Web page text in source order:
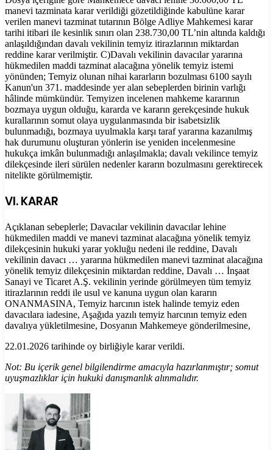
manevi tazminata karar verildiği gözetildiğinde kabulüne karar
verilen manevi tazminat tutarının Bölge Adliye Mahkemesi karar
tarihi itibari ile kesinlik sınırı olan 238.730,00 TL’nin altında kaldığı
anlaşıldığından davalı vekilinin temyiz itirazlarının miktardan
reddine karar verilmiştir. C)Davalı vekilinin davacılar yararına
hükmedilen maddi tazminat alacağına yönelik temyiz istemi
yönünden; Temyiz olunan nihai kararların bozulması 6100 sayılı
Kanun'un 371. maddesinde yer alan sebeplerden birinin varlığı
hâlinde mümkündür. Temyizen incelenen mahkeme kararının
bozmaya uygun olduğu, kararda ve kararın gerekçesinde hukuk
kurallarının somut olaya uygulanmasında bir isabetsizlik
bulunmadığı, bozmaya uyulmakla karşı taraf yararına kazanılmış
hak durumunu oluşturan yönlerin ise yeniden incelenmesine
hukukça imkân bulunmadığı anlaşılmakla; davalı vekilince temyiz
dilekçesinde ileri sürülen nedenler kararın bozulmasını gerektirecek
nitelikte görülmemiştir.
VI. KARAR
Açıklanan sebeplerle; Davacılar vekilinin davacılar lehine
hükmedilen maddi ve manevi tazminat alacağına yönelik temyiz
dilekçesinin hukuki yarar yokluğu nedeni ile reddine, Davalı
vekilinin davacı … yararına hükmedilen manevi tazminat alacağına
yönelik temyiz dilekçesinin miktardan reddine, Davalı … İnşaat
Sanayi ve Ticaret A.Ş. vekilinin yerinde görülmeyen tüm temyiz
itirazlarının reddi ile usul ve kanuna uygun olan kararın
ONANMASINA, Temyiz harcının istek halinde temyiz eden
davacılara iadesine, Aşağıda yazılı temyiz harcının temyiz eden
davalıya yükletilmesine, Dosyanın Mahkemeye gönderilmesine,
22.01.2026 tarihinde oy birliğiyle karar verildi.
Not: Bu içerik genel bilgilendirme amacıyla hazırlanmıştır; somut
uyuşmazlıklar için hukuki danışmanlık alınmalıdır.